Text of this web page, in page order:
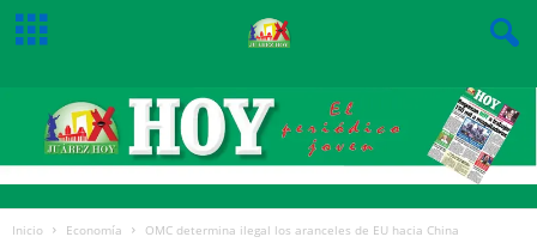
Inicio Economía OMC determina ilegal los aranceles de EU hacia China